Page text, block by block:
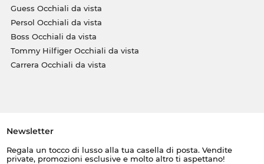
Guess Occhiali da vista
Persol Occhiali da vista
Boss Occhiali da vista
Tommy Hilfiger Occhiali da vista
Carrera Occhiali da vista
Newsletter
Regala un tocco di lusso alla tua casella di posta. Vendite
private, promozioni esclusive e molto altro ti aspettano!